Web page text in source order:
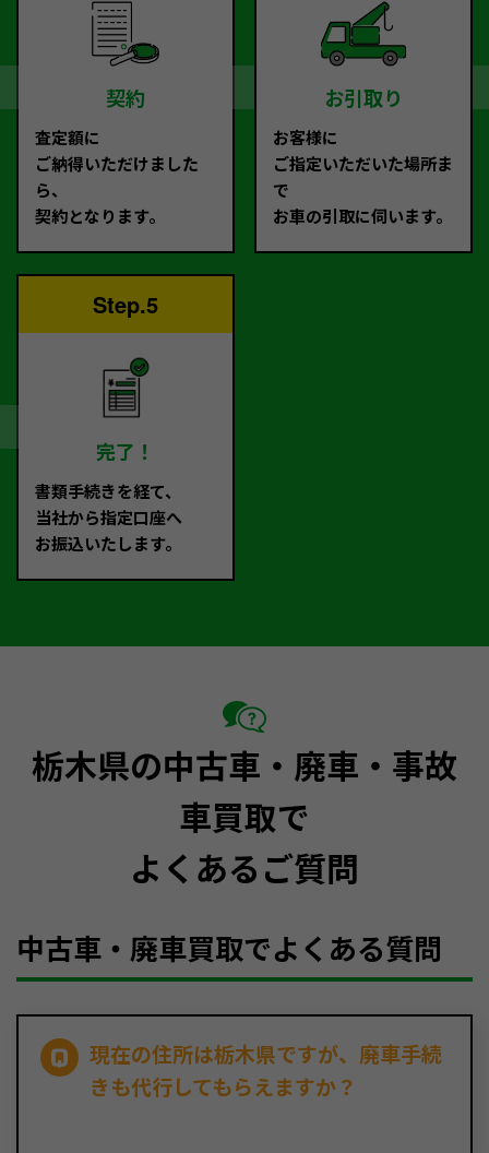
契約
査定額に
ご納得いただけました
ら、
契約となります。
お引取り
お客様に
ご指定いただいた場所ま
で
お車の引取に伺います。
Step.5
完了！
書類手続きを経て、
当社から指定口座へ
お振込いたします。
栃木県の中古車・廃車・事故
車買取で
よくあるご質問
中古車・廃車買取でよくある質問
現在の住所は栃木県ですが、廃車手続
きも代行してもらえますか？